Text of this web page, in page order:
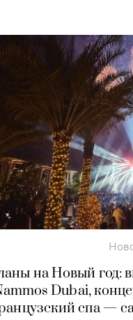
на Новый год:
Dubai,
спа —